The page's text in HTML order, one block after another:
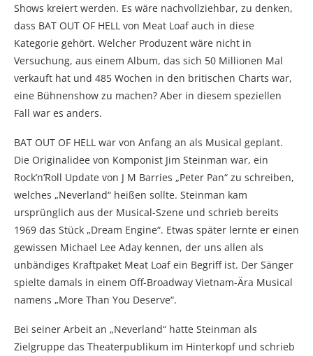
Shows kreiert werden. Es wäre nachvollziehbar, zu denken,
dass BAT OUT OF HELL von Meat Loaf auch in diese
Kategorie gehört. Welcher Produzent wäre nicht in
Versuchung, aus einem Album, das sich 50 Millionen Mal
verkauft hat und 485 Wochen in den britischen Charts war,
eine Bühnenshow zu machen? Aber in diesem speziellen
Fall war es anders.
BAT OUT OF HELL war von Anfang an als Musical geplant.
Die Originalidee von Komponist Jim Steinman war, ein
Rock’n’Roll Update von J M Barries „Peter Pan“ zu schreiben,
welches „Neverland“ heißen sollte. Steinman kam
ursprünglich aus der Musical-Szene und schrieb bereits
1969 das Stück „Dream Engine“. Etwas später lernte er einen
gewissen Michael Lee Aday kennen, der uns allen als
unbändiges Kraftpaket Meat Loaf ein Begriff ist. Der Sänger
spielte damals in einem Off-Broadway Vietnam-Ära Musical
namens „More Than You Deserve“.
Bei seiner Arbeit an „Neverland“ hatte Steinman als
Zielgruppe das Theaterpublikum im Hinterkopf und schrieb